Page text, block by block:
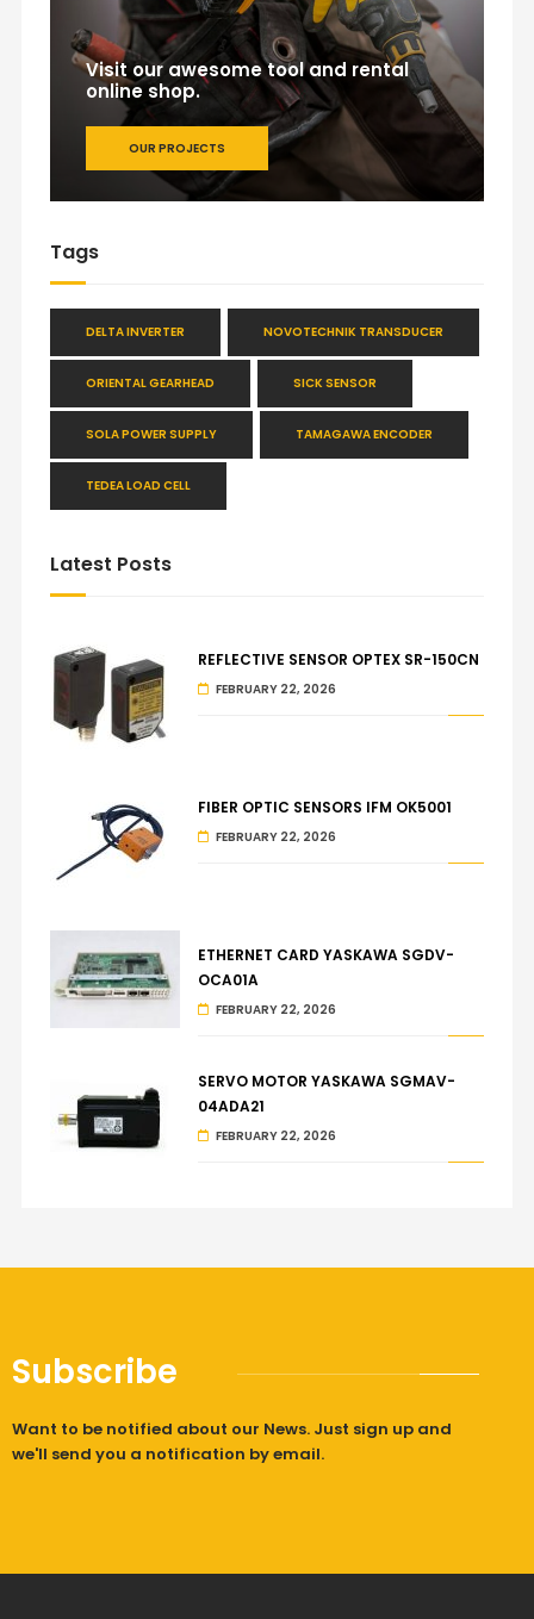
Visit our awesome tool and rental
online shop.
OUR PROJECTS
Tags
DELTA INVERTER NOVOTECHNIK TRANSDUCER
ORIENTAL GEARHEAD SICK SENSOR
SOLA POWER SUPPLY TAMAGAWA ENCODER
TEDEA LOAD CELL
Latest Posts
REFLECTIVE SENSOR OPTEX SR-150CN
FEBRUARY 22, 2026
FIBER OPTIC SENSORS IFM OK5001
FEBRUARY 22, 2026
ETHERNET CARD YASKAWA SGDV-
OCA01A
FEBRUARY 22, 2026
SERVO MOTOR YASKAWA SGMAV-
04ADA21
FEBRUARY 22, 2026
Subscribe
Want to be notified about our News. Just sign up and
we'll send you a notification by email.